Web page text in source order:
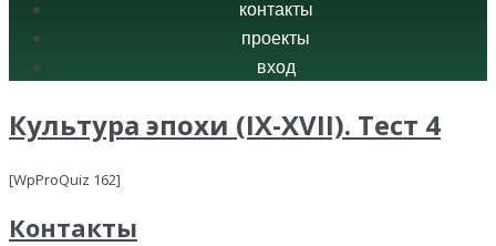
контакты
проекты
вход
Культура эпохи (IX-XVII). Тест 4
[WpProQuiz 162]
Контакты